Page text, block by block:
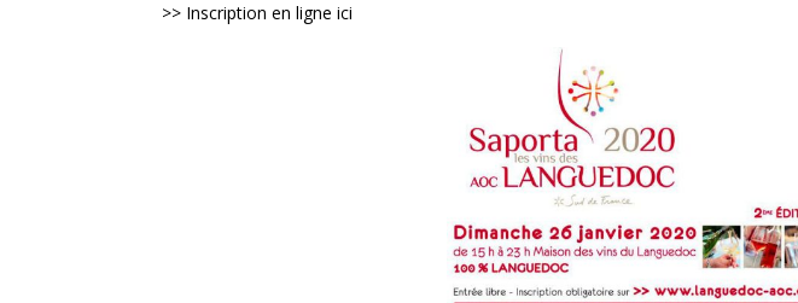
>> Inscription en ligne ici